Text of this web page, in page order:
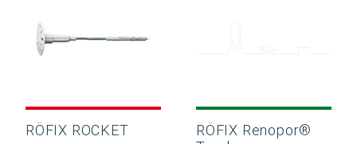
RÖFIX ROCKET
RÖFIX Renopor®